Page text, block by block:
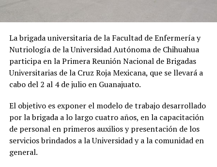
La brigada universitaria de la Facultad de Enfermería y
Nutriología de la Universidad Autónoma de Chihuahua
participa en la Primera Reunión Nacional de Brigadas
Universitarias de la Cruz Roja Mexicana, que se llevará a
cabo del 2 al 4 de julio en Guanajuato.
El objetivo es exponer el modelo de trabajo desarrollado
por la brigada a lo largo cuatro años, en la capacitación
de personal en primeros auxilios y presentación de los
servicios brindados a la Universidad y a la comunidad en
general.